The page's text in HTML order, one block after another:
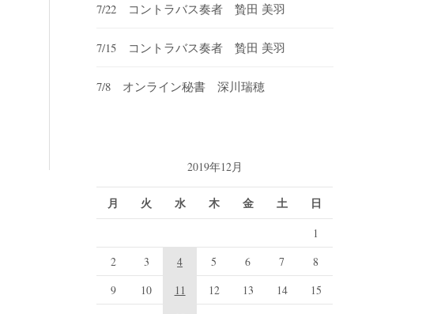
7/22 コントラバス奏者 贄田 美羽
7/15 コントラバス奏者 贄田 美羽
7/8 オンライン秘書 深川瑞穂
2019年12月
月 火 水 木 金 土 日
1
2
3 4 5 6 7
8
9
10 11 12 13 14
15